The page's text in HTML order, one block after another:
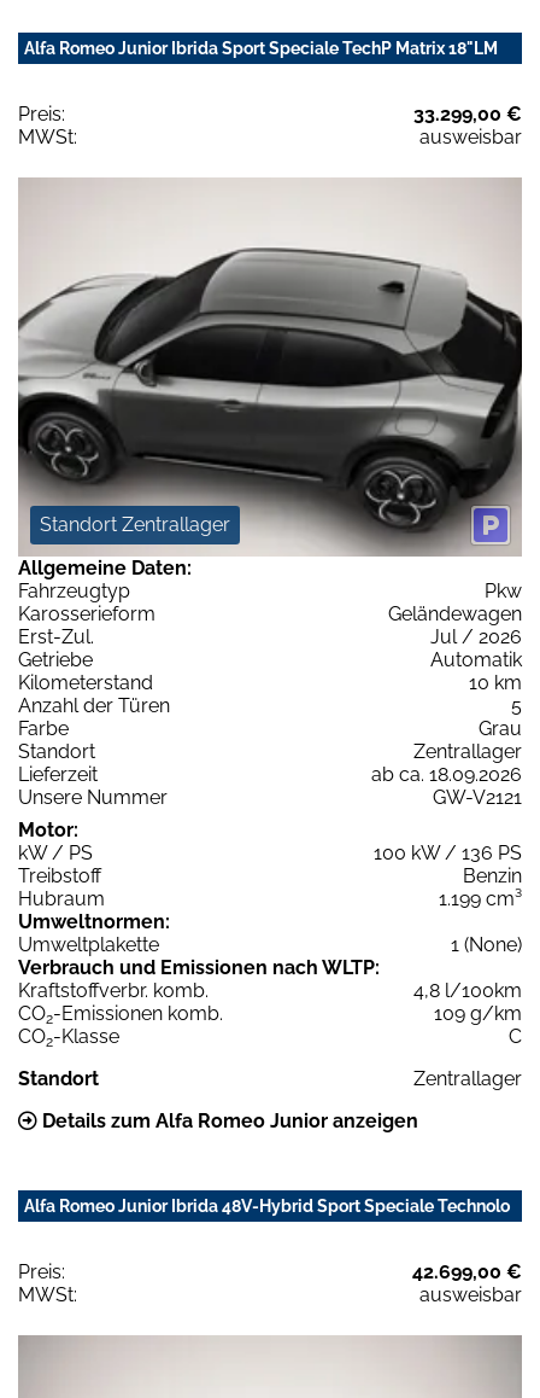
Alfa Romeo Junior Ibrida Sport Speciale TechP Matrix 18"LM
Preis:
33.299,00 €
MWSt:
ausweisbar
Standort Zentrallager
Allgemeine Daten:
Fahrzeugtyp
Pkw
Karosserieform
Geländewagen
Erst-Zul.
Jul / 2026
Getriebe
Automatik
Kilometerstand
10 km
Anzahl der Türen
5
Farbe
Grau
Standort
Zentrallager
Lieferzeit
ab ca. 18.09.2026
Unsere Nummer
GW-V2121
Motor:
kW / PS
100 kW / 136 PS
Treibstoff
Benzin
Hubraum
1.199 cm³
Umweltnormen:
Umweltplakette
1 (None)
Verbrauch und Emissionen nach WLTP:
Kraftstoffverbr. komb.
4,8 l/100km
CO2-Emissionen komb.
109 g/km
CO2-Klasse
C
Standort
Zentrallager
Details zum Alfa Romeo Junior anzeigen
Alfa Romeo Junior Ibrida 48V-Hybrid Sport Speciale Technolo
Preis:
42.699,00 €
MWSt:
ausweisbar